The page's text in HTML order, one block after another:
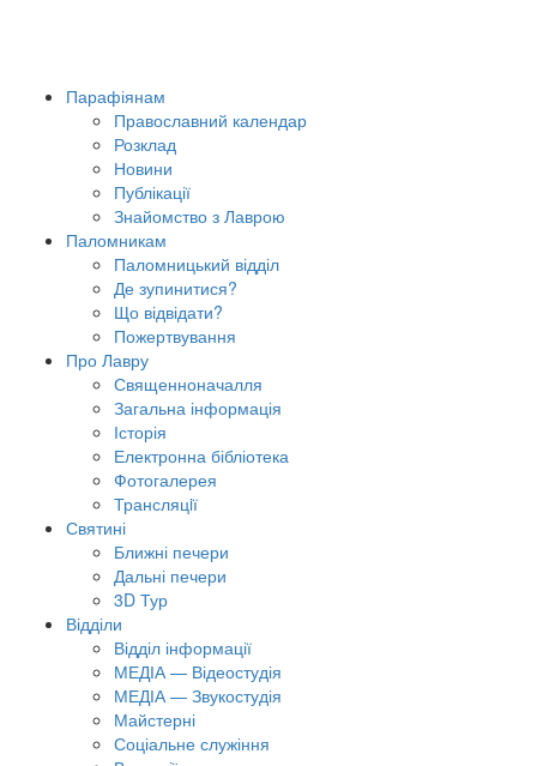
Парафіянам
Православний календар
Розклад
Новини
Публікації
Знайомство з Лаврою
Паломникам
Паломницький відділ
Де зупинитися?
Що відвідати?
Пожертвування
Про Лавру
Священноначалля
Загальна інформація
Історія
Електронна бібліотека
Фотогалерея
Трансляцiї
Святині
Ближні печери
Дальні печери
3D Тур
Відділи
Відділ інформації
МЕДІА — Відеостудія
МЕДІА — Звукостудія
Майстерні
Соціальне служіння